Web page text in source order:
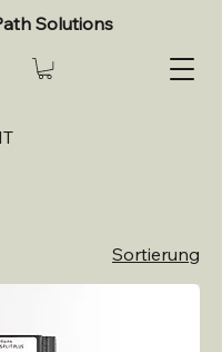
Solutions
Sortierung